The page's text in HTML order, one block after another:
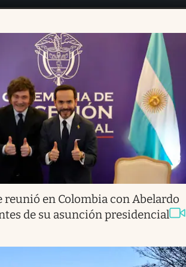
reunió en Colombia con Abelardo
de su asunción presidencial